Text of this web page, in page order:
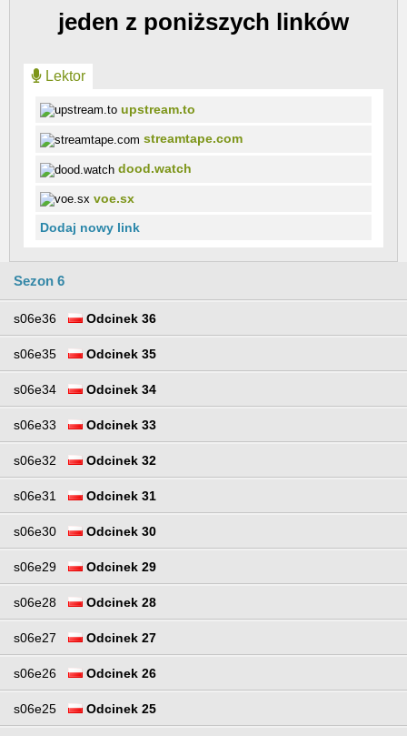
jeden z poniższych linków
Lektor
upstream.to
streamtape.com
dood.watch
voe.sx
Dodaj nowy link
Sezon 6
s06e36 Odcinek 36
s06e35 Odcinek 35
s06e34 Odcinek 34
s06e33 Odcinek 33
s06e32 Odcinek 32
s06e31 Odcinek 31
s06e30 Odcinek 30
s06e29 Odcinek 29
s06e28 Odcinek 28
s06e27 Odcinek 27
s06e26 Odcinek 26
s06e25 Odcinek 25